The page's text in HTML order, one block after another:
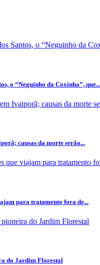
o “Neguinho da Coxinha”, que...
causas da morte serão...
para tratamento fora de...
do Jardim Florestal